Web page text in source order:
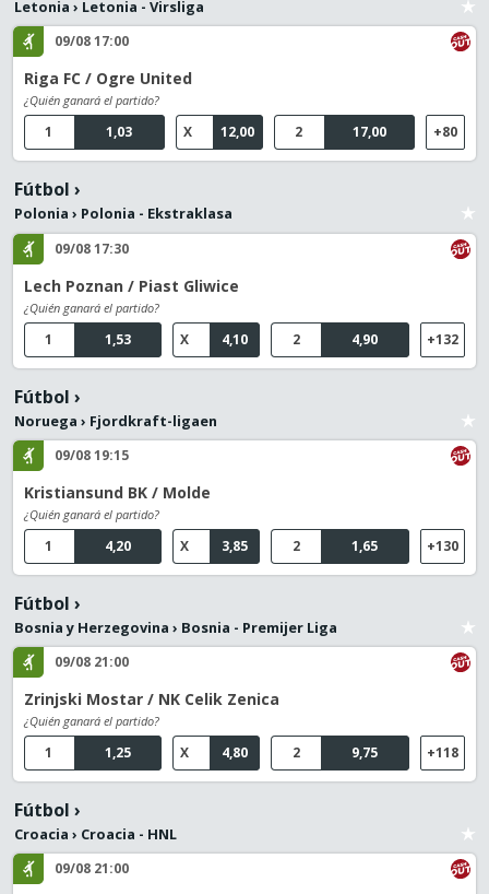
Letonia › Letonia - Virsliga
09/08 17:00
Riga FC / Ogre United
¿Quién ganará el partido?
1,03
1 12,00
X 17,00
2 +80
Fútbol ›
Polonia › Polonia - Ekstraklasa
09/08 17:30
Lech Poznan / Piast Gliwice
¿Quién ganará el partido?
1,53
1 4,10
X 4,90
2 +132
Fútbol ›
Noruega › Fjordkraft-ligaen
09/08 19:15
Kristiansund BK / Molde
¿Quién ganará el partido?
4,20
1 3,85
X 1,65
2 +130
Fútbol ›
Bosnia y Herzegovina › Bosnia - Premijer Liga
09/08 21:00
Zrinjski Mostar / NK Celik Zenica
¿Quién ganará el partido?
1,25
1 4,80
X 9,75
2 +118
Fútbol ›
Croacia › Croacia - HNL
09/08 21:00